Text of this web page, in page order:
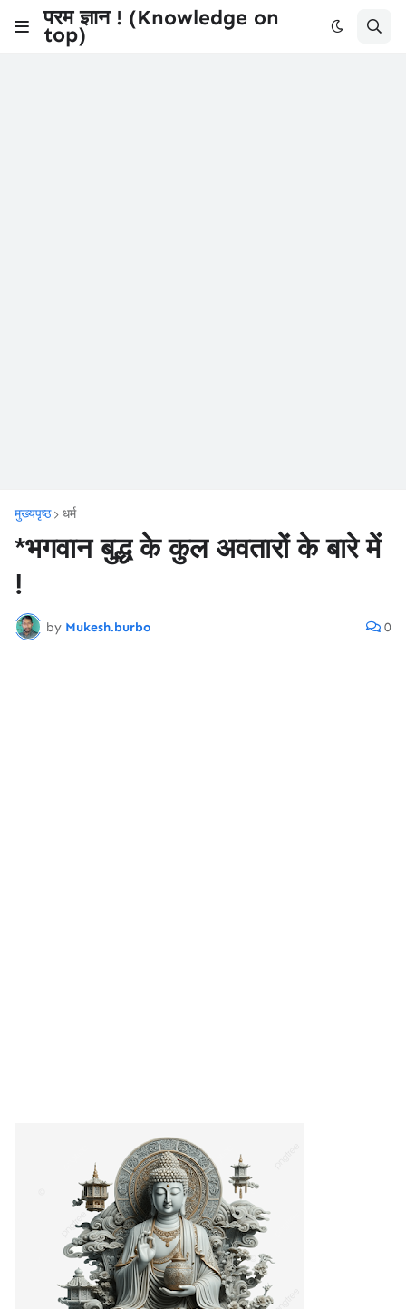
परम ज्ञान ! (Knowledge on
top)
मुख्यपृष्ठ धर्म
*भगवान बुद्ध के कुल अवतारों के बारे में
!
by Mukesh.burbo 0